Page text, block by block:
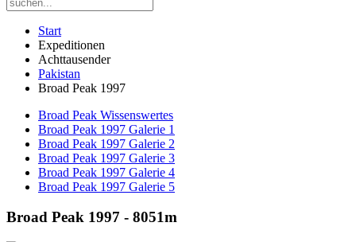
Start
Expeditionen
Achttausender
Pakistan
Broad Peak 1997
Broad Peak Wissenswertes
Broad Peak 1997 Galerie 1
Broad Peak 1997 Galerie 2
Broad Peak 1997 Galerie 3
Broad Peak 1997 Galerie 4
Broad Peak 1997 Galerie 5
Broad Peak 1997 - 8051m